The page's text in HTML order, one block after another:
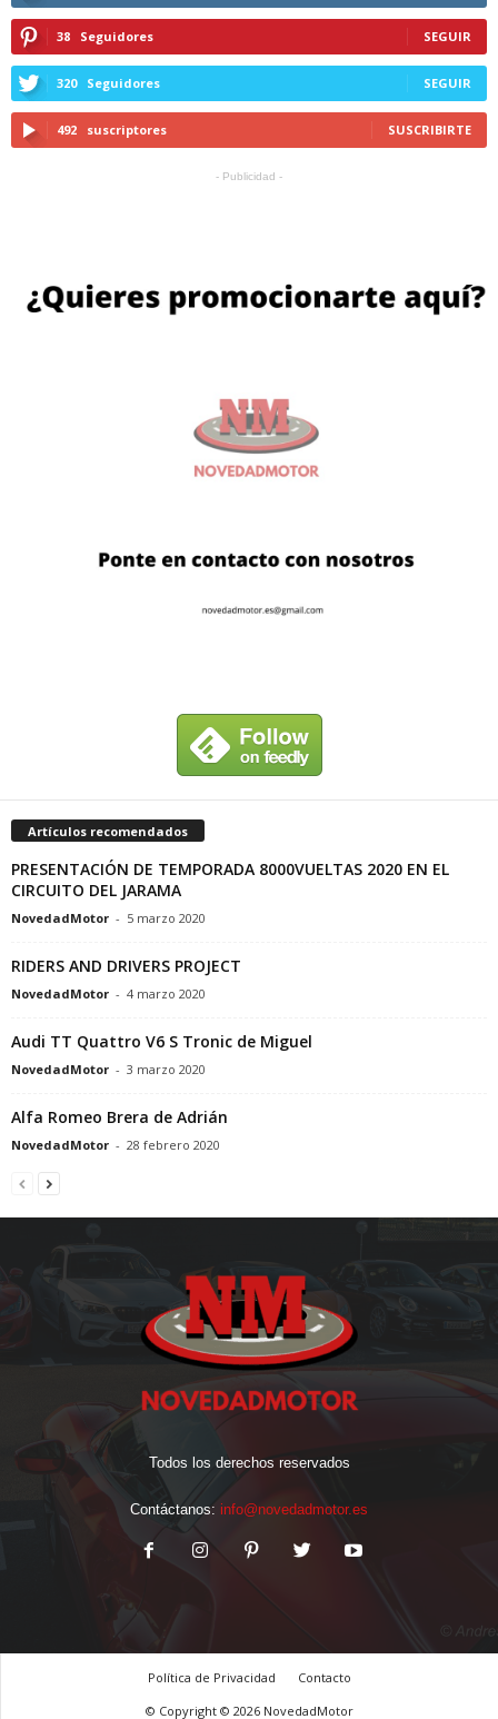
38 Seguidores SEGUIR
320 Seguidores SEGUIR
492 suscriptores SUSCRIBIRTE
- Publicidad -
Artículos recomendados
PRESENTACIÓN DE TEMPORADA 8000VUELTAS 2020 EN EL
CIRCUITO DEL JARAMA
NovedadMotor - 5 marzo 2020
RIDERS AND DRIVERS PROJECT
NovedadMotor - 4 marzo 2020
Audi TT Quattro V6 S Tronic de Miguel
NovedadMotor - 3 marzo 2020
Alfa Romeo Brera de Adrián
NovedadMotor - 28 febrero 2020
Todos los derechos reservados
Contáctanos: info@novedadmotor.es
Política de Privacidad
Contacto
© Copyright © 2026 NovedadMotor